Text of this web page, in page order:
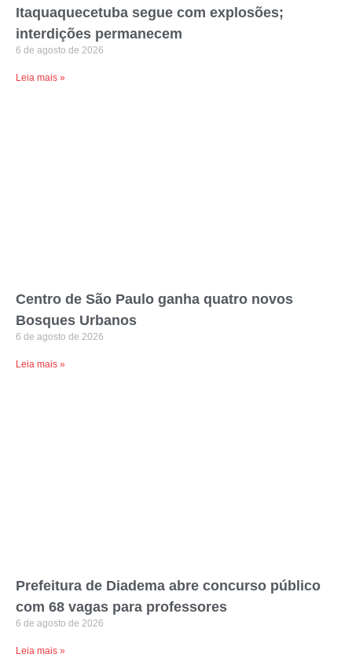
Itaquaquecetuba segue com explosões;
interdições permanecem
6 de agosto de 2026
Leia mais »
Centro de São Paulo ganha quatro novos
Bosques Urbanos
6 de agosto de 2026
Leia mais »
Prefeitura de Diadema abre concurso público
com 68 vagas para professores
6 de agosto de 2026
Leia mais »